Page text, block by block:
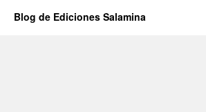
Blog de Ediciones Salamina